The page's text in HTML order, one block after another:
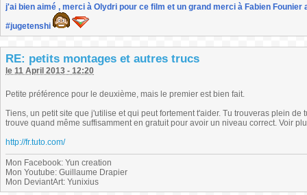
j'ai bien aimé , merci à Olydri pour ce film et un grand merci à Fabien
#jugetenshi
RE: petits montages et autres trucs
le 11 April 2013 - 12:20
Petite préférence pour le deuxième, mais le premier est bien fait.
Tiens, un petit site que j'utilise et qui peut fortement t'aider. Tu trouveras plein
trouve quand même suffisamment en gratuit pour avoir un niveau correct. Voir
http://fr.tuto.com/
Mon Facebook: Yun creation
Mon Youtube: Guillaume Drapier
Mon DeviantArt: Yunixius